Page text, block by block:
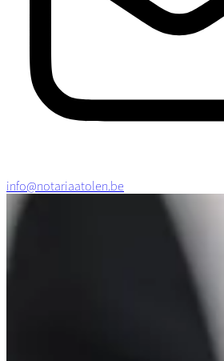
info@notariaatolen.be